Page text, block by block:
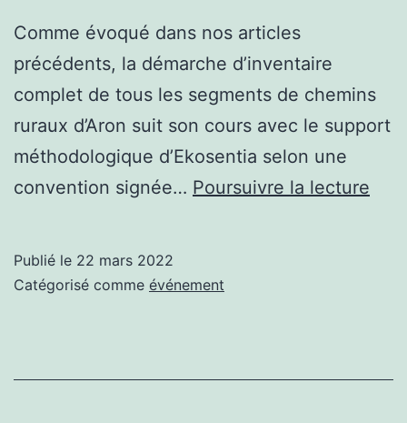
Comme évoqué dans nos articles
précédents, la démarche d’inventaire
complet de tous les segments de chemins
ruraux d’Aron suit son cours avec le support
méthodologique d’Ekosentia selon une
convention signée… Poursuivre la lecture
Publié le 22 mars 2022
Catégorisé comme événement